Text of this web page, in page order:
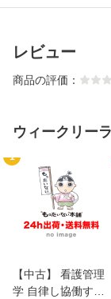
レビュー
商品の評価：
ウィークリー
1
【中古】 看護管理
学 自律し協働する